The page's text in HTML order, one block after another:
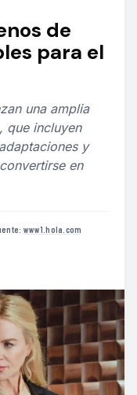
de
para el
una amplia
que incluyen
y
en
www1.hola.com